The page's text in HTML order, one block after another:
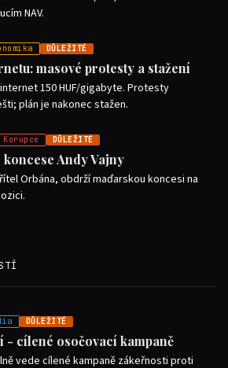
NAV.
DŮLEŽITÉ
masové protesty a stažení
150 HUF/gigabyte. Protesty
plán je nakonec stažen.
Korupce DŮLEŽITÉ
Andy Vajny
Orbána, obdrží maďarskou koncesi na
DŮLEŽITÉ
- cílené osočovací kampaně
vede cílené kampaně zákeřnosti proti